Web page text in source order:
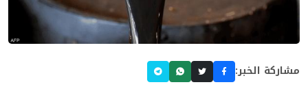
مشاركة الخبر: